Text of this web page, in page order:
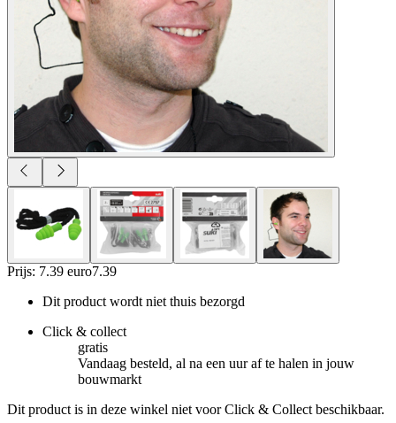
Prijs: 7.39 euro7.39
Dit product wordt niet thuis bezorgd
Click & collect
gratis
Vandaag besteld, al na een uur af te halen in jouw
bouwmarkt
Dit product is in deze winkel niet voor Click & Collect beschikbaar.